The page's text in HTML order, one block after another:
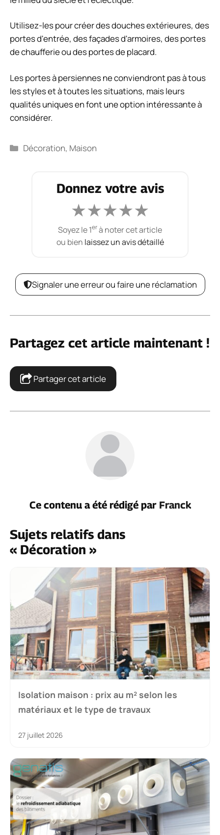
Utilisez-les pour créer des douches extérieures, des
portes d'entrée, des façades d'armoires, des portes
de chaufferie ou des portes de placard.
Les portes à persiennes ne conviendront pas à tous
les styles et à toutes les situations, mais leurs
qualités uniques en font une option intéressante à
considérer.
Catégories
Décoration, Maison
Donnez votre avis
★★★★★
Soyez le 1erà noter cet article
ou bien laissez un avis détaillé
Signaler une erreur ou faire une réclamation
Partagez cet article maintenant !
Partager cet article
Ce contenu a été rédigé par Franck
Sujets relatifs dans
« Décoration »
Isolation maison : prix au m² selon les
matériaux et le type de travaux
27 juillet 2026